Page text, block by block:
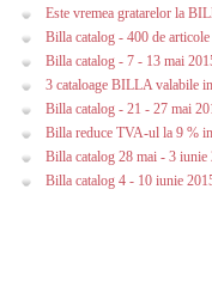
Este vremea gratarelor la
Billa catalog - 400 de
Billa catalog - 7 - 13 mai
3 cataloage BILLA valabile
Billa catalog - 21 - 27 mai
Billa reduce TVA-ul la 9 %
Billa catalog 28 mai - 3 iunie
Billa catalog 4 - 10 iunie